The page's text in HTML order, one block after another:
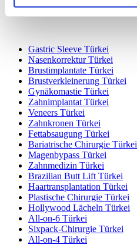
Colombia Kliniken
Gastric Sleeve Türkei
Nasenkorrektur Türkei
Brustimplantate Türkei
Brustverkleinerung Türkei
Gynäkomastie Türkei
Zahnimplantat Türkei
Veneers Türkei
Zahnkronen Türkei
Fettabsaugung Türkei
Bariatrische Chirurgie Türkei
Magenbypass Türkei
Zahnmedizin Türkei
Brazilian Butt Lift Türkei
Haartransplantation Türkei
Plastische Chirurgie Türkei
Hollywood Lächeln Türkei
All-on-6 Türkei
Sixpack-Chirurgie Türkei
All-on-4 Türkei